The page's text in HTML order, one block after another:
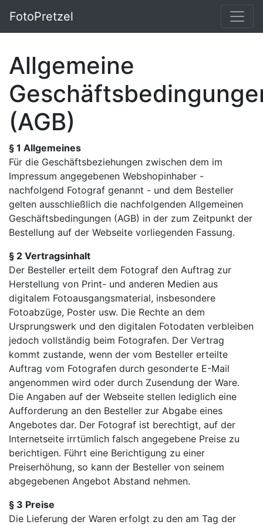
FotoPretzel
Allgemeine
(AGB)
§ 1 Allgemeines
Für die Geschäftsbeziehungen zwischen dem im
Impressum angegebenen Webshopinhaber -
nachfolgend Fotograf genannt - und dem Besteller
gelten ausschließlich die nachfolgenden Allgemeinen
Geschäftsbedingungen (AGB) in der zum Zeitpunkt der
Bestellung auf der Webseite vorliegenden Fassung.
§ 2 Vertragsinhalt
Der Besteller erteilt dem Fotograf den Auftrag zur
Herstellung von Print- und anderen Medien aus
digitalem Fotoausgangsmaterial, insbesondere
Fotoabzüge, Poster usw. Die Rechte an dem
Ursprungswerk und den digitalen Fotodaten verbleiben
jedoch vollständig beim Fotografen. Der Vertrag
kommt zustande, wenn der vom Besteller erteilte
Auftrag vom Fotografen durch gesonderte E-Mail
angenommen wird oder durch Zusendung der Ware.
Die Angaben auf der Webseite stellen lediglich eine
Aufforderung an den Besteller zur Abgabe eines
Angebotes dar. Der Fotograf ist berechtigt, auf der
Internetseite irrtümlich falsch angegebene Preise zu
berichtigen. Führt eine Berichtigung zu einer
Preiserhöhung, so kann der Besteller von seinem
abgegebenen Angebot Abstand nehmen.
§ 3 Preise
Die Lieferung der Waren erfolgt zu den am Tag der